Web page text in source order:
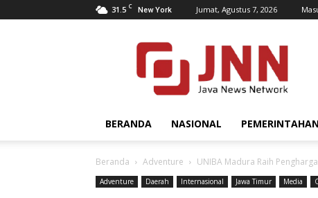
31.5 C New York Jumat, Agustus 7, 2026
JNN.co.id
BERANDA NASIONAL PEMERINTAHAN
Beranda Adventure UNIBA Madura Raih
Adventure Daerah Internasional Jawa Timur Media